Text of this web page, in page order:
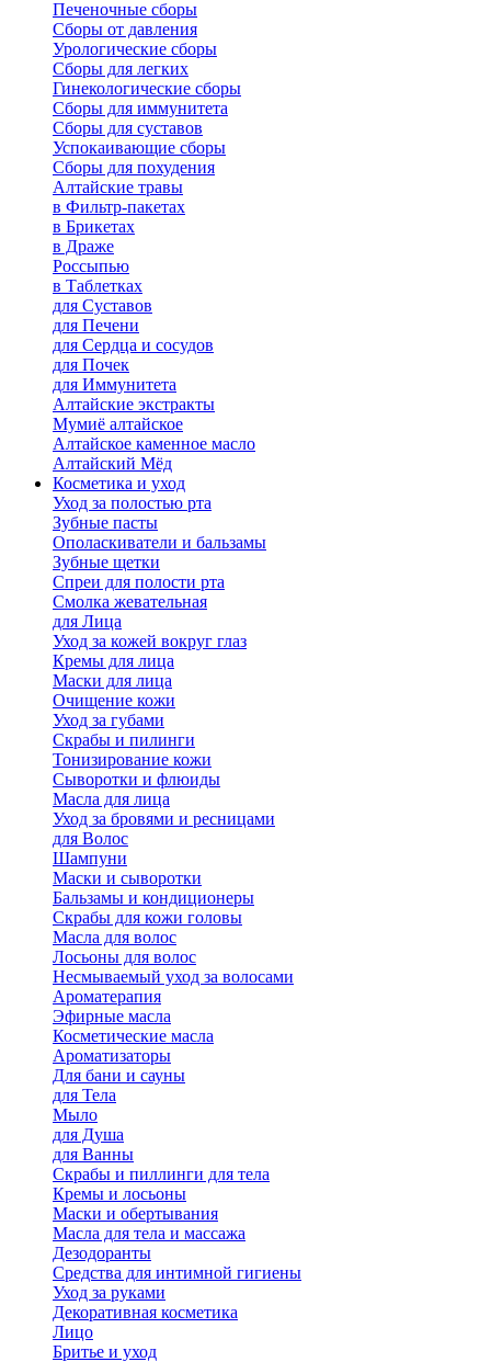
Печеночные сборы
Сборы от давления
Урологические сборы
Сборы для легких
Гинекологические сборы
Сборы для иммунитета
Сборы для суставов
Успокаивающие сборы
Сборы для похудения
Алтайские травы
в Фильтр-пакетах
в Брикетах
в Драже
Россыпью
в Таблетках
для Cуставов
для Печени
для Сердца и сосудов
для Почек
для Иммунитета
Алтайские экстракты
Мумиё алтайское
Алтайское каменное масло
Алтайский Мёд
Косметика и уход
Уход за полостью рта
Зубные пасты
Ополаскиватели и бальзамы
Зубные щетки
Спреи для полости рта
Смолка жевательная
для Лица
Уход за кожей вокруг глаз
Кремы для лица
Маски для лица
Очищение кожи
Уход за губами
Скрабы и пилинги
Тонизирование кожи
Сыворотки и флюиды
Масла для лица
Уход за бровями и ресницами
для Волос
Шампуни
Маски и сыворотки
Бальзамы и кондиционеры
Скрабы для кожи головы
Масла для волос
Лосьоны для волос
Несмываемый уход за волосами
Ароматерапия
Эфирные масла
Косметические масла
Ароматизаторы
Для бани и сауны
для Тела
Мыло
для Душа
для Ванны
Скрабы и пиллинги для тела
Кремы и лосьоны
Маски и обертывания
Масла для тела и массажа
Дезодоранты
Средства для интимной гигиены
Уход за руками
Декоративная косметика
Лицо
Бритье и уход